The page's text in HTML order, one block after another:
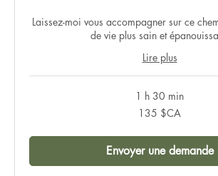
Laissez-moi vous accompagner sur ce
de vie plus sain et
Lire plus
1 h 30 min
135 $CA
Envoyer une demande